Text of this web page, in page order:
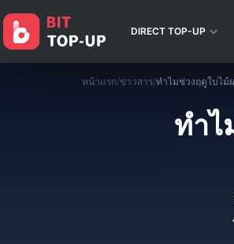
DIRECT TOP-UP
หน้าแรก/ข่าวสาร/
ทำไ